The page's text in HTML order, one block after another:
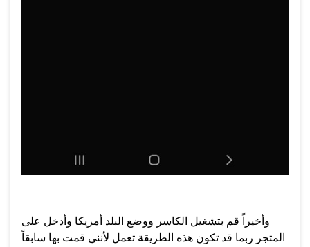
وأخيراً قم بتشغيل الكاسر ووضع البلد أمريكا وأدخل على
المتجر ربما قد تكون هذه الطريقة تعمل لأنني قمت بها سابقاً